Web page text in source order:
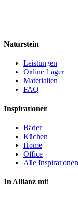
Naturstein
Leistungen
Online Lager
Materialien
FAQ
Inspirationen
Bäder
Küchen
Home
Office
Alle Inspirationen
In Allianz mit